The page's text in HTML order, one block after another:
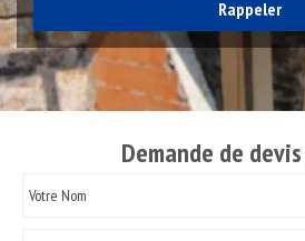
Demande de